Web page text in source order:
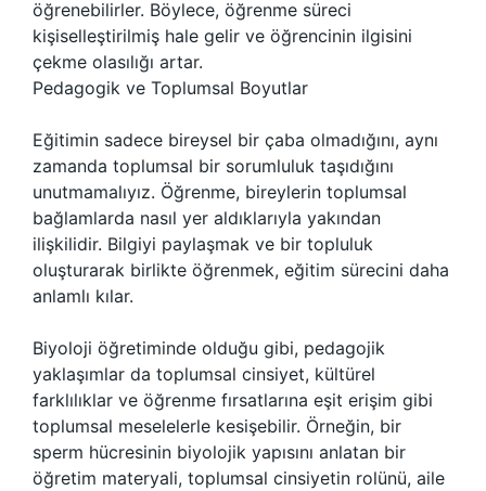
öğrenebilirler. Böylece, öğrenme süreci
kişiselleştirilmiş hale gelir ve öğrencinin ilgisini
çekme olasılığı artar.
Pedagogik ve Toplumsal Boyutlar
Eğitimin sadece bireysel bir çaba olmadığını, aynı
zamanda toplumsal bir sorumluluk taşıdığını
unutmamalıyız. Öğrenme, bireylerin toplumsal
bağlamlarda nasıl yer aldıklarıyla yakından
ilişkilidir. Bilgiyi paylaşmak ve bir topluluk
oluşturarak birlikte öğrenmek, eğitim sürecini daha
anlamlı kılar.
Biyoloji öğretiminde olduğu gibi, pedagojik
yaklaşımlar da toplumsal cinsiyet, kültürel
farklılıklar ve öğrenme fırsatlarına eşit erişim gibi
toplumsal meselelerle kesişebilir. Örneğin, bir
sperm hücresinin biyolojik yapısını anlatan bir
öğretim materyali, toplumsal cinsiyetin rolünü, aile